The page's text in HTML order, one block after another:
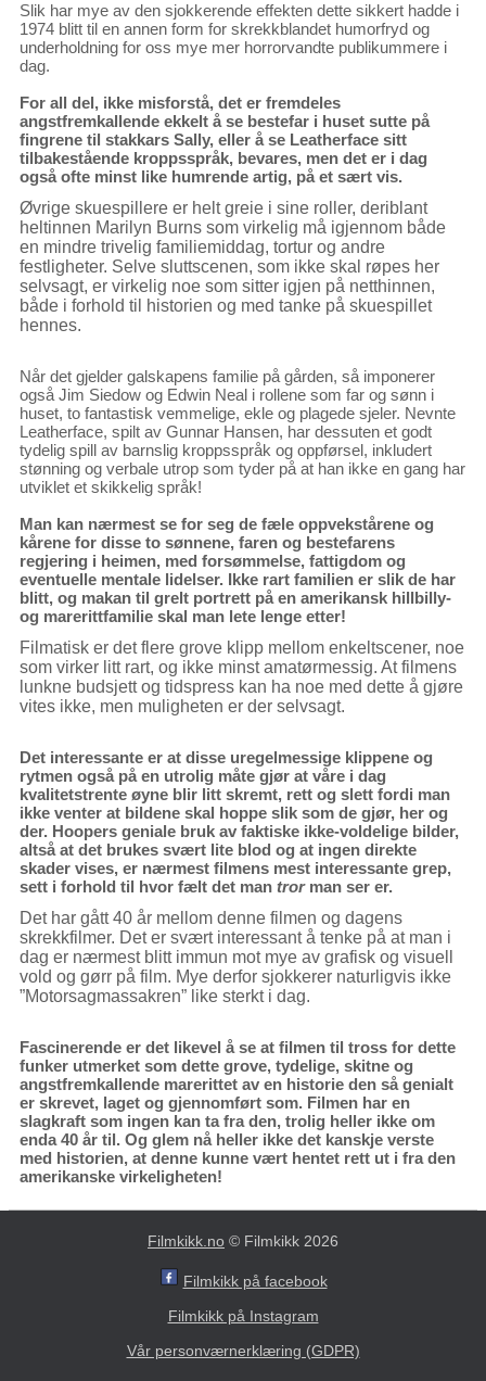
Slik har mye av den sjokkerende effekten dette sikkert hadde i
1974 blitt til en annen form for skrekkblandet humorfryd og
underholdning for oss mye mer horrorvandte publikummere i
dag.
For all del, ikke misforstå, det er fremdeles
angstfremkallende ekkelt å se bestefar i huset sutte på
fingrene til stakkars Sally, eller å se Leatherface sitt
tilbakestående kroppsspråk, bevares, men det er i dag
også ofte minst like humrende artig, på et sært vis.
Øvrige skuespillere er helt greie i sine roller, deriblant
heltinnen Marilyn Burns som virkelig må igjennom både
en mindre trivelig familiemiddag, tortur og andre
festligheter. Selve sluttscenen, som ikke skal røpes her
selvsagt, er virkelig noe som sitter igjen på netthinnen,
både i forhold til historien og med tanke på skuespillet
hennes.
Når det gjelder galskapens familie på gården, så imponerer
også Jim Siedow og Edwin Neal i rollene som far og sønn i
huset, to fantastisk vemmelige, ekle og plagede sjeler. Nevnte
Leatherface, spilt av Gunnar Hansen, har dessuten et godt
tydelig spill av barnslig kroppsspråk og oppførsel, inkludert
stønning og verbale utrop som tyder på at han ikke en gang har
utviklet et skikkelig språk!
Man kan nærmest se for seg de fæle oppvekstårene og
kårene for disse to sønnene, faren og bestefarens
regjering i heimen, med forsømmelse, fattigdom og
eventuelle mentale lidelser. Ikke rart familien er slik de har
blitt, og makan til grelt portrett på en amerikansk hillbilly-
og marerittfamilie skal man lete lenge etter!
Filmatisk er det flere grove klipp mellom enkeltscener, noe
som virker litt rart, og ikke minst amatørmessig. At filmens
lunkne budsjett og tidspress kan ha noe med dette å gjøre
vites ikke, men muligheten er der selvsagt.
Det interessante er at disse uregelmessige klippene og
rytmen også på en utrolig måte gjør at våre i dag
kvalitetstrente øyne blir litt skremt, rett og slett fordi man
ikke venter at bildene skal hoppe slik som de gjør, her og
der. Hoopers geniale bruk av faktiske ikke-voldelige bilder,
altså at det brukes svært lite blod og at ingen direkte
skader vises, er nærmest filmens mest interessante grep,
sett i forhold til hvor fælt det man trorman ser er.
Det har gått 40 år mellom denne filmen og dagens
skrekkfilmer. Det er svært interessant å tenke på at man i
dag er nærmest blitt immun mot mye av grafisk og visuell
vold og gørr på film. Mye derfor sjokkerer naturligvis ikke
”Motorsagmassakren” like sterkt i dag.
Fascinerende er det likevel å se at filmen til tross for dette
funker utmerket som dette grove, tydelige, skitne og
angstfremkallende marerittet av en historie den så genialt
er skrevet, laget og gjennomført som. Filmen har en
slagkraft som ingen kan ta fra den, trolig heller ikke om
enda 40 år til. Og glem nå heller ikke det kanskje verste
med historien, at denne kunne vært hentet rett ut i fra den
amerikanske virkeligheten!
Filmkikk.no © Filmkikk 2026
Filmkikk på facebook
Filmkikk på Instagram
Vår personværnerklæring (GDPR)